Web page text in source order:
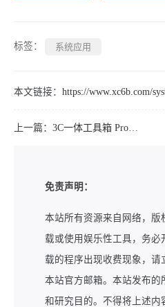
标签： 系统应用
本文链接： https://www.xc6b.com/
上一篇： 3C一体工具箱 Pro 安卓调谐器3.1.9b
免责声明：
本站所有资源来自网络，版
载或使用娱乐性工具，务必
载的程序出现收费现象，请
本站官方邮箱。本站发布的
和研究目的。不得将上述内